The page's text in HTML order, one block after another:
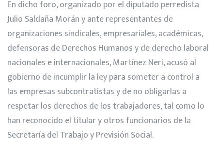
En dicho foro, organizado por el diputado perredista
Julio Saldaña Morán y ante representantes de
organizaciones sindicales, empresariales, académicas,
defensoras de Derechos Humanos y de derecho laboral
nacionales e internacionales, Martínez Neri, acusó al
gobierno de incumplir la ley para someter a control a
las empresas subcontratistas y de no obligarlas a
respetar los derechos de los trabajadores, tal como lo
han reconocido el titular y otros funcionarios de la
Secretaría del Trabajo y Previsión Social.